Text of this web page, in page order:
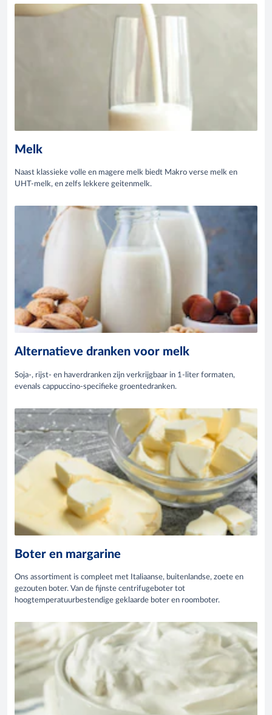
Melk
Naast klassieke volle en magere melk biedt Makro verse melk en
UHT-melk, en zelfs lekkere geitenmelk.
Alternatieve dranken voor melk
Soja-, rijst- en haverdranken zijn verkrijgbaar in 1-liter formaten,
evenals cappuccino-specifieke groentedranken.
Boter en margarine
Ons assortiment is compleet met Italiaanse, buitenlandse, zoete en
gezouten boter. Van de fijnste centrifugeboter tot
hoogtemperatuurbestendige geklaarde boter en roomboter.